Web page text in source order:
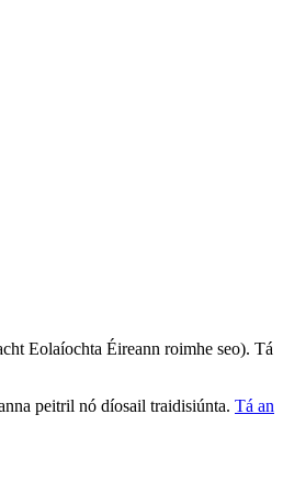
Eolaíochta Éireann roimhe seo). Tá
peitril nó díosail traidisiúnta. Tá an